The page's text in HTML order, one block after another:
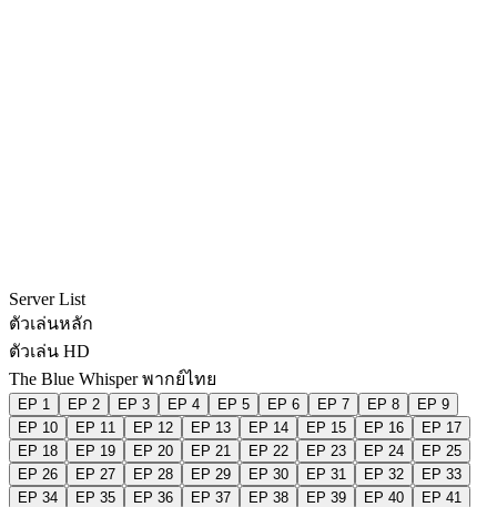
Server List
ตัวเล่นหลัก
ตัวเล่น HD
The Blue Whisper พากย์ไทย
EP 1 EP 2 EP 3 EP 4 EP 5 EP 6 EP 7 EP 8
EP 9
EP 10
EP 11 EP 12 EP 13 EP 14 EP 15 EP 16
EP 17
EP 18
EP 19 EP 20 EP 21 EP 22 EP 23 EP 24
EP 25
EP 26
EP 27 EP 28 EP 29 EP 30 EP 31 EP 32
EP 33
EP 34
EP 35 EP 36 EP 37 EP 38 EP 39 EP 40
EP 41